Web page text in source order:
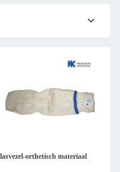
orthetisch materiaal